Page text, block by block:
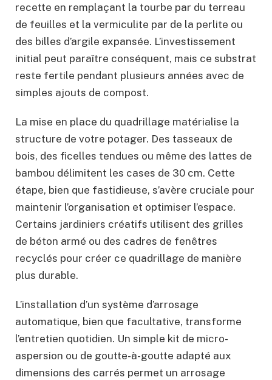
recette en remplaçant la tourbe par du terreau
de feuilles et la vermiculite par de la perlite ou
des billes d’argile expansée. L’investissement
initial peut paraître conséquent, mais ce substrat
reste fertile pendant plusieurs années avec de
simples ajouts de compost.
La mise en place du quadrillage matérialise la
structure de votre potager. Des tasseaux de
bois, des ficelles tendues ou même des lattes de
bambou délimitent les cases de 30 cm. Cette
étape, bien que fastidieuse, s’avère cruciale pour
maintenir l’organisation et optimiser l’espace.
Certains jardiniers créatifs utilisent des grilles
de béton armé ou des cadres de fenêtres
recyclés pour créer ce quadrillage de manière
plus durable.
L’installation d’un système d’arrosage
automatique, bien que facultative, transforme
l’entretien quotidien. Un simple kit de micro-
aspersion ou de goutte-à-goutte adapté aux
dimensions des carrés permet un arrosage